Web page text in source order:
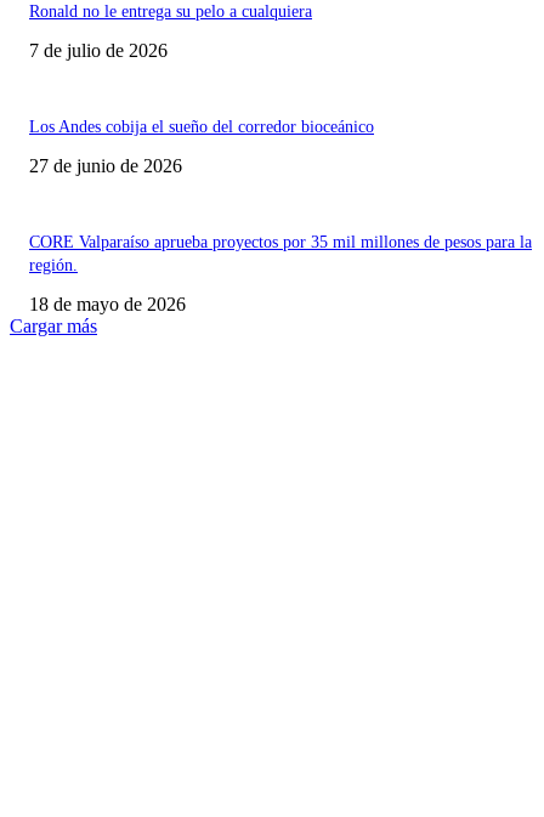
Ronald no le entrega su pelo a cualquiera
7 de julio de 2026
Los Andes cobija el sueño del corredor bioceánico
27 de junio de 2026
CORE Valparaíso aprueba proyectos por 35 mil millones de pesos para la
región.
18 de mayo de 2026
Cargar más